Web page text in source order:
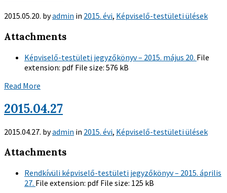
2015.05.20. byadmin in 2015. évi, Képviselő-testületi ülések
Attachments
Képviselő-testületi jegyzőkönyv – 2015. május 20. File
extension: pdf File size: 576 kB
Read More
2015.04.27
2015.04.27. byadmin in 2015. évi, Képviselő-testületi ülések
Attachments
Rendkívüli képviselő-testületi jegyzőkönyv – 2015. április
27. File extension: pdf File size: 125 kB